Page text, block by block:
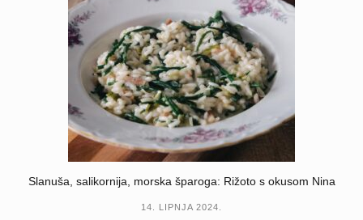
Slanuša, salikornija, morska šparoga: Rižoto s okusom Nina
14. LIPNJA 2024.